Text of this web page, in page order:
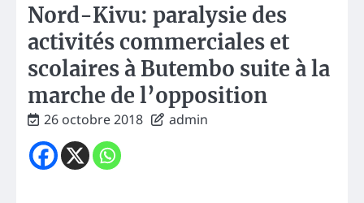
Nord-Kivu: paralysie des
activités commerciales et
scolaires à Butembo suite à la
marche de l’opposition
26 octobre 2018 admin